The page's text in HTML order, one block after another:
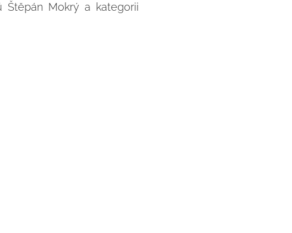
Štěpán Mokrý a kategorii